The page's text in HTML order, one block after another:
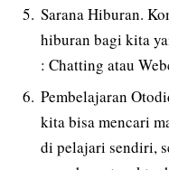
Sarana Hiburan.
hiburan bagi kita
: Chatting atau
Pembelajaran
kita bisa mencari
di pelajari sendiri,